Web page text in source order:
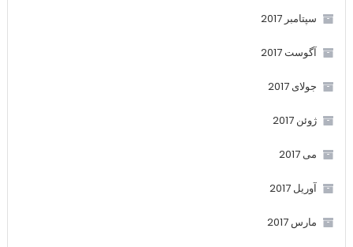
سپتامبر 2017
آگوست 2017
جولای 2017
ژوئن 2017
می 2017
آوریل 2017
مارس 2017